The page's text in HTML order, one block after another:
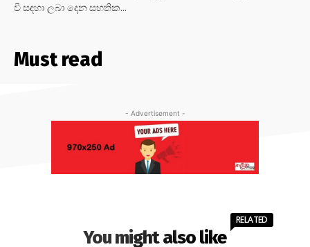
වී සඳහා ලබා දෙන සහතික...
Must read
- Advertisement -
You might also like
RELATED